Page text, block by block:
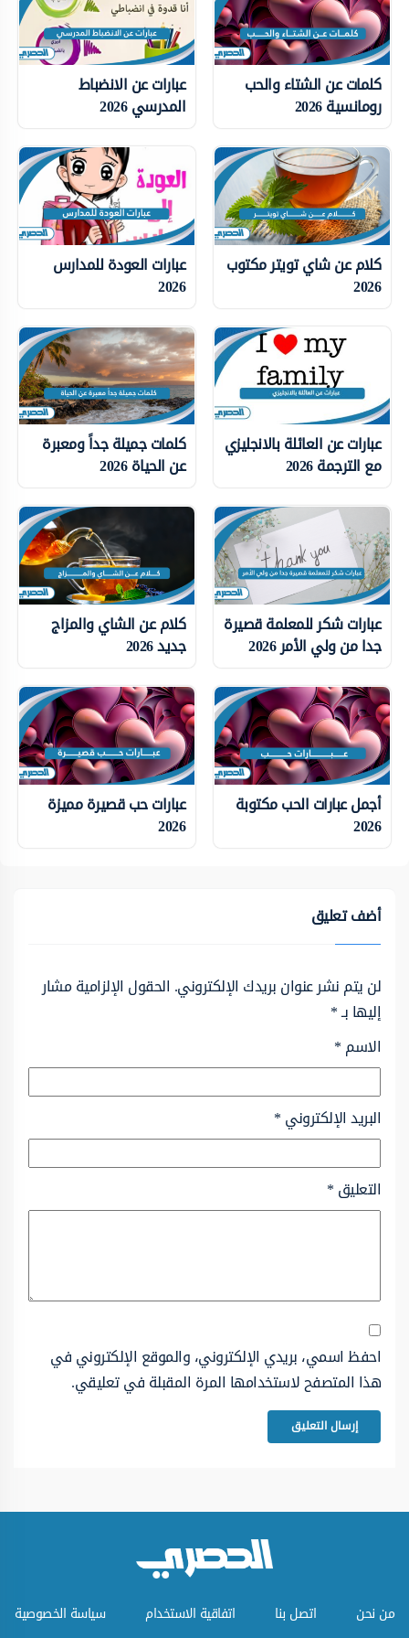
كلمات عن الشتاء والحب
رومانسية 2026
عبارات عن الانضباط
المدرسي 2026
كلام عن شاي تويتر مكتوب
2026
عبارات العودة للمدارس
2026
عبارات عن العائلة بالانجليزي
مع الترجمة 2026
كلمات جميلة جداً ومعبرة
عن الحياة 2026
عبارات شكر للمعلمة قصيرة
جدا من ولي الأمر 2026
كلام عن الشاي والمزاج
جديد 2026
أجمل عبارات الحب مكتوبة
2026
عبارات حب قصيرة مميزة
2026
أضف تعليق
لن يتم نشر عنوان بريدك الإلكتروني. الحقول الإلزامية مشار
إليها بـ*
الاسم*
البريد الإلكتروني*
التعليق*
احفظ اسمي، بريدي الإلكتروني، والموقع الإلكتروني في
هذا المتصفح لاستخدامها المرة المقبلة في تعليقي.
من نحن اتصل بنا اتفاقية الاستخدام سياسة الخصوصية